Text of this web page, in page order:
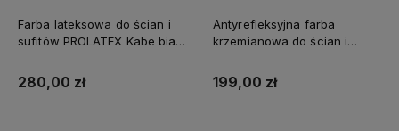
Farba lateksowa do ścian i
sufitów PROLATEX Kabe biała
matowa
280,00 zł
Antyrefleksyjna farba
krzemianowa do ścian i
199,00 zł